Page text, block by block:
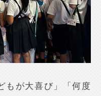
もが大喜び」「何度